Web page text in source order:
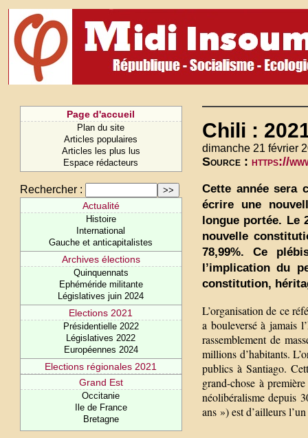
Page d'accueil
Plan du site
Articles populaires
Articles les plus lus
Espace rédacteurs
Rechercher :
Actualité
Histoire
International
Gauche et anticapitalistes
Archives élections
Quinquennats
Ephéméride militante
Législatives juin 2024
Elections 2021
Présidentielle 2022
Législatives 2022
Européennes 2024
Elections régionales 2021
Grand Est
Occitanie
Ile de France
Bretagne
Chili :
dimanche 21 février
Source : https://
Cette année sera
écrire une
longue portée. Le
nouvelle
78,99%. Ce
l’implication du
constitution,
L’organisation de ce
a bouleversé à jamais
rassemblement de
millions d’habitants.
publics à Santiago.
grand-chose à
néolibéralisme depuis
ans ») est d’ailleurs